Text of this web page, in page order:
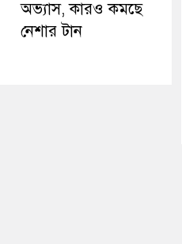
অভ্যাস, কারও কমছে
নেশার টান